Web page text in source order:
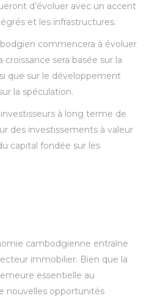
d’évoluer avec un accent
et les infrastructures.
commencera à évoluer
sera basée sur la
que sur le développement
la spéculation.
à long terme de
des investissements à valeur
capital fondée sur les
cambodgienne entraîne
immobilier. Bien que la
essentielle au
nouvelles opportunités